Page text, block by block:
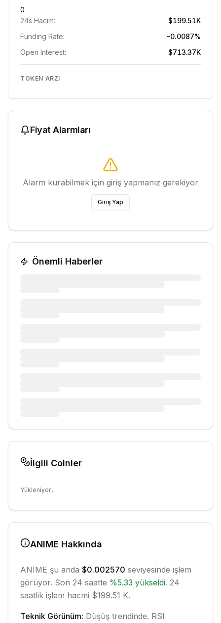
0
24s Hacim:
$199.51K
Funding Rate:
-0.0087%
Open Interest:
$713.37K
TOKEN ARZI
Fiyat Alarmları
Alarm kurabilmek için giriş yapmanız gerekiyor
Giriş Yap
Önemli Haberler
İlgili Coinler
Yükleniyor...
ANIME Hakkında
ANIME şu anda $0.002570 seviyesinde işlem
görüyor. Son 24 saatte %5.33 yükseldi. 24
saatlik işlem hacmi $199.51 K.
Teknik Görünüm: Düşüş trendinde. RSI